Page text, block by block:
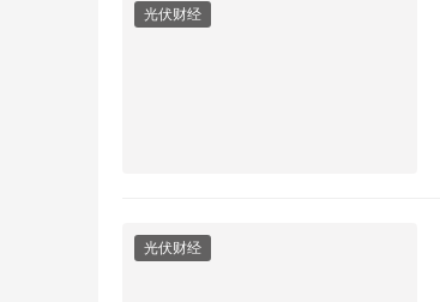
光伏财经
光伏财经